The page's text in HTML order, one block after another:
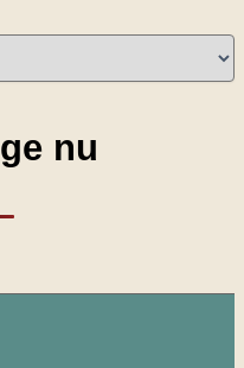
nu